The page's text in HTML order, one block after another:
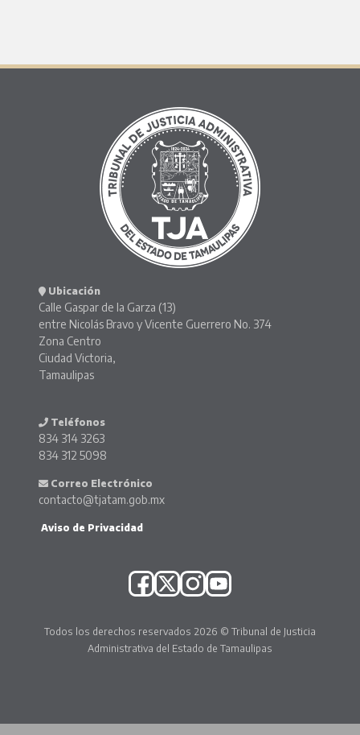
Ubicación
Calle Gaspar de la Garza (13)
entre Nicolás Bravo y Vicente Guerrero No. 374
Zona Centro
Ciudad Victoria,
Tamaulipas
Teléfonos
834 314 3263
834 312 5098
Correo Electrónico
contacto@tjatam.gob.mx
Aviso de Privacidad
Todos los derechos reservados 2026 © Tribunal de Justicia
Administrativa del Estado de Tamaulipas